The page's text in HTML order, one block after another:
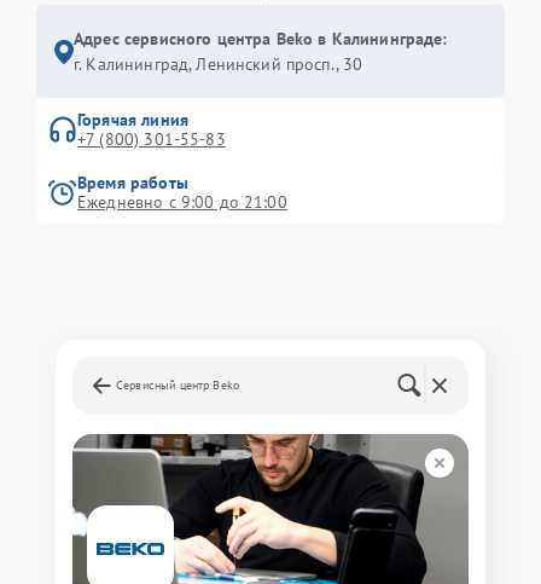
Адрес сервисного центра Beko в Калининграде:
г. Калининград, Ленинский просп., 30
Горячая линия
+7 (800) 301-55-83
Время работы
Ежедневно с 9:00 до 21:00
Сервисный центр Beko